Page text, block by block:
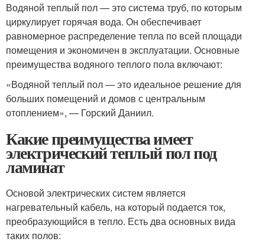
Водяной теплый пол — это система труб, по которым
циркулирует горячая вода. Он обеспечивает
равномерное распределение тепла по всей площади
помещения и экономичен в эксплуатации. Основные
преимущества водяного теплого пола включают:
«Водяной теплый пол — это идеальное решение для
больших помещений и домов с центральным
отоплением», — Горский Даниил.
Какие преимущества имеет
электрический теплый пол под
ламинат
Основой электрических систем является
нагревательный кабель, на который подается ток,
преобразующийся в тепло. Есть два основных вида
таких полов: